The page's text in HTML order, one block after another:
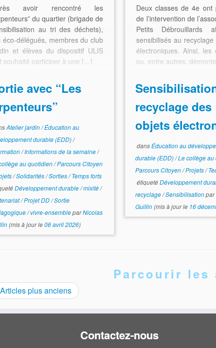
avoir rencontré les
du quartier (brigade de
au tri des déchets),
éco-délégués, membres du club
et élèves du dispositif ULIS
souhaité participer à une […]
avec “Les
Atelier jardin/Éducation au
durable (EDD)/
/Informations de la semaine/
au quotidien/Parcours Citoyen
/Solidarités/Sorties/Temps forts
Développement durable/mixité/
/Projet DD/Sortie
/vivre-ensembleparNicolas
(mis à jour le06 avril 2026)
Deux classes de 4e ont
de l’intervention de
Petits Débrouillards
sensibilisés au
électroniques. Ainsi, les
pu, entre autres,
recyclage des
objets
dansÉducation au
durable (EDD)/Le collège au
Parcours Citoyen/Projets/
étiquetéDéveloppement
recyclage/Sensibilisationpar
Guillin(mis à jour le 16
Parcourir les
Articles plus anciens
Contactez-nous